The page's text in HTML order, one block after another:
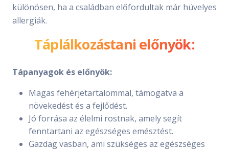
különösen, ha a családban előfordultak már hüvelyes
allergiák.
Táplálkozástani előnyök:
Tápanyagok és előnyök:
Magas fehérjetartalommal, támogatva a
növekedést és a fejlődést.
Jó forrása az élelmi rostnak, amely segít
fenntartani az egészséges emésztést.
Gazdag vasban, ami szükséges az egészséges